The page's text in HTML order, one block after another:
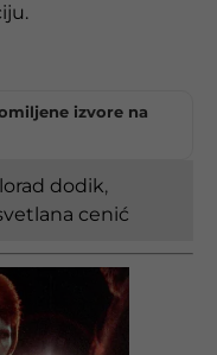
izvore na
dodik,
cenić